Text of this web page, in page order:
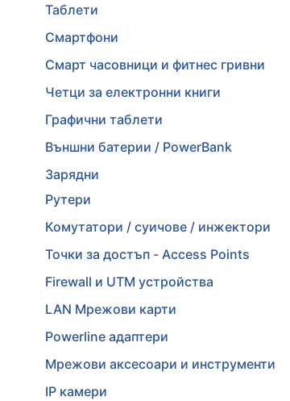
Таблети
Смартфони
Смарт часовници и фитнес гривни
Четци за електронни книги
Графични таблети
Външни батерии / PowerBank
Зарядни
Рутери
Комутатори / суичове / инжектори
Точки за достъп - Access Points
Firewall и UTM устройства
LAN Мрежови карти
Powerline адаптери
Мрежови аксесоари и инструменти
IP камери